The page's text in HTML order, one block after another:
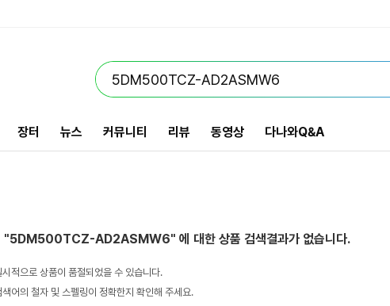
장터 뉴스 커뮤니티 리뷰 동영상 다나와Q&A
"5DM500TCZ-AD2ASMW6" 에 대한 상품 검색결과가 없습니다.
시적으로 상품이 품절되었을 수 있습니다.
색어의 철자 및 스펠링이 정확한지 확인해 주세요.